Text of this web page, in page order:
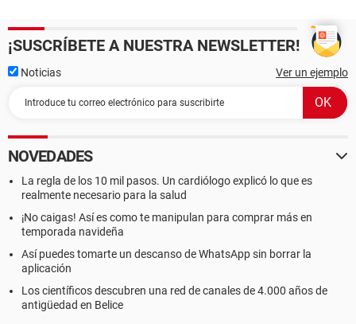
¡SUSCRÍBETE A NUESTRA NEWSLETTER!
Noticias Ver un ejemplo
NOVEDADES
La regla de los 10 mil pasos. Un cardiólogo explicó lo que es
realmente necesario para la salud
¡No caigas! Así es como te manipulan para comprar más en
temporada navideña
Así puedes tomarte un descanso de WhatsApp sin borrar la
aplicación
Los científicos descubren una red de canales de 4.000 años de
antigüedad en Belice